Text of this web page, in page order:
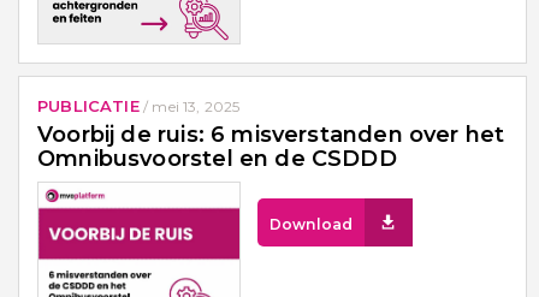
PUBLICATIE/ mei 13, 2025
Voorbij de ruis: 6 misverstanden over het
Omnibusvoorstel en de CSDDD
Download